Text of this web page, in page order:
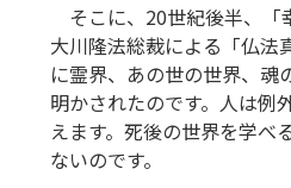
そこに、20世紀後半、「
大川隆法総裁による「仏法
に霊界、あの世の世界、魂
明かされたのです。人は例
えます。死後の世界を学べ
ないのです。